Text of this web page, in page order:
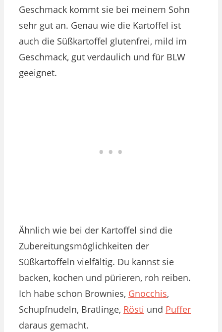
Geschmack kommt sie bei meinem Sohn
sehr gut an. Genau wie die Kartoffel ist
auch die Süßkartoffel glutenfrei, mild im
Geschmack, gut verdaulich und für BLW
geeignet.
Ähnlich wie bei der Kartoffel sind die
Zubereitungsmöglichkeiten der
Süßkartoffeln vielfältig. Du kannst sie
backen, kochen und pürieren, roh reiben.
Ich habe schon Brownies, Gnocchis,
Schupfnudeln, Bratlinge, Rösti und Puffer
daraus gemacht.